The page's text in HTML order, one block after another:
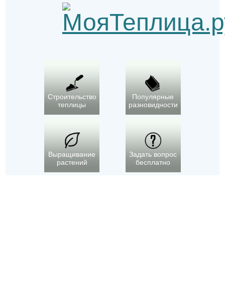
Строительство
теплицы
Популярные
разновидности
Выращивание
растений
Задать вопрос
бесплатно